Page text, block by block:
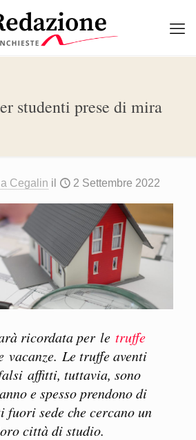
studenti prese di mira
Cegalin il 2 Settembre 2022
ricordata per le truffe
Le truffe aventi
affitti, tuttavia, sono
e spesso prendono di
sede che cercano un
città di studio.